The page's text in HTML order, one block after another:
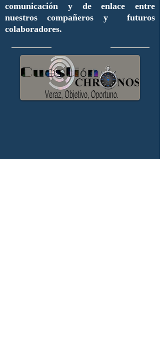
comunicación y de enlace entre
nuestros compañeros y futuros
colaboradores.